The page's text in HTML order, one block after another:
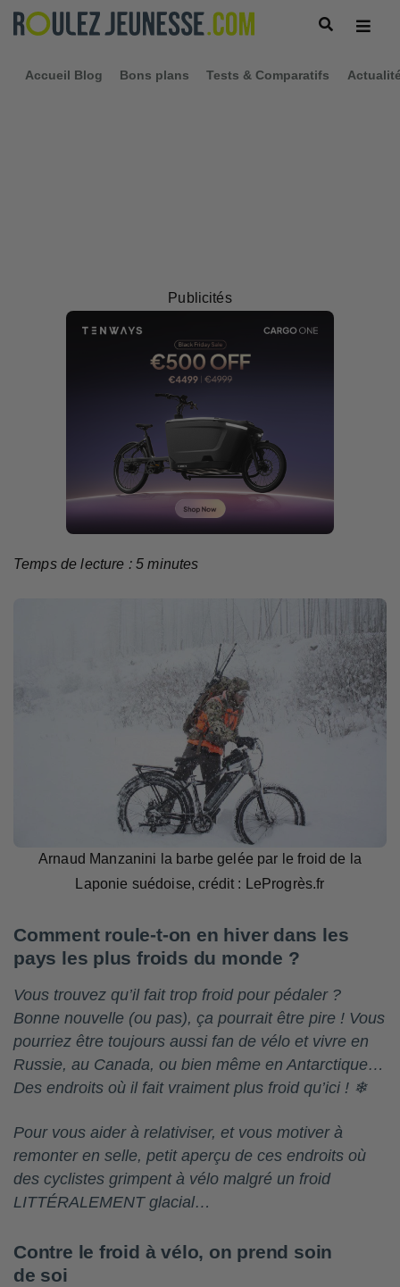
Accueil Blog Bons plans Tests & Comparatifs
Clément
Publicités
Temps de lecture :5 minutes
Arnaud Manzanini la barbe gelée par le froid de la
Laponie suédoise, crédit : LeProgrès.fr
Comment roule-t-on en hiver dans les
pays les plus froids du monde ?
Vous trouvez qu’il fait trop froid pour pédaler ?
Bonne nouvelle (ou pas), ça pourrait être pire ! Vous
pourriez être toujours aussi fan de vélo et vivre en
Russie, au Canada, ou bien même en Antarctique…
Des endroits où il fait vraiment plus froid qu’ici ! ❄
Pour vous aider à relativiser, et vous motiver à
remonter en selle, petit aperçu de ces endroits où
des cyclistes grimpent à vélo malgré un froid
LITTÉRALEMENT glacial…
Contre le froid à vélo, on prend soin
de soi